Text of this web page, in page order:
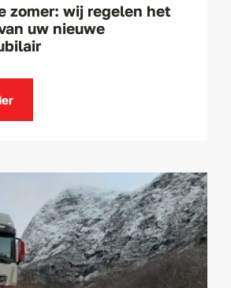
zomer: wij regelen het
uw nieuwe